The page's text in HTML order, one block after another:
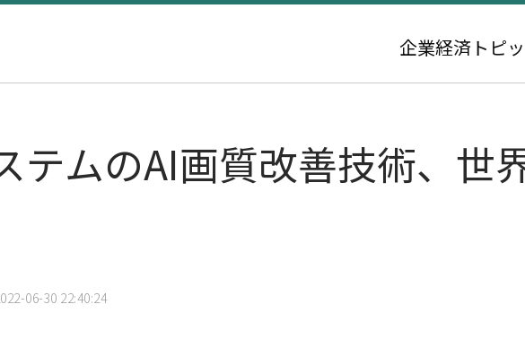
企業経済 トピ
テムのAI画質改善技術、世
06-30 22:40:24